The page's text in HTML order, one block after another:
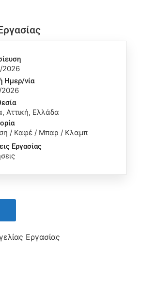
2026
Ημερ/νία
2026
Αττική, Ελλάδα
/ Καφέ / Μπαρ / Κλαμπ
Eργασίας
Εργασίας